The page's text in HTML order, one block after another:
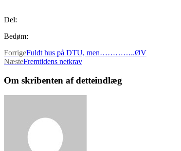
Del:
Bedøm:
ForrigeFuldt hus på DTU, men…………..ØV
NæsteFremtidens netkrav
Om skribenten af detteindlæg